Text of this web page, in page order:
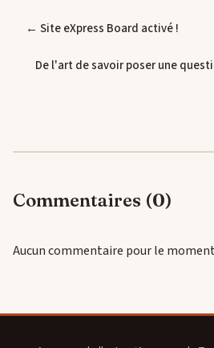
← Site eXpress Board activé !
De l'art de savoir poser une
Commentaires (0)
Aucun commentaire pour le